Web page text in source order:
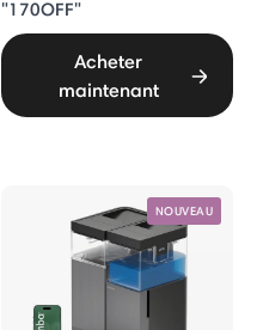
"170OFF"
Acheter
maintenant
NOUVEAU